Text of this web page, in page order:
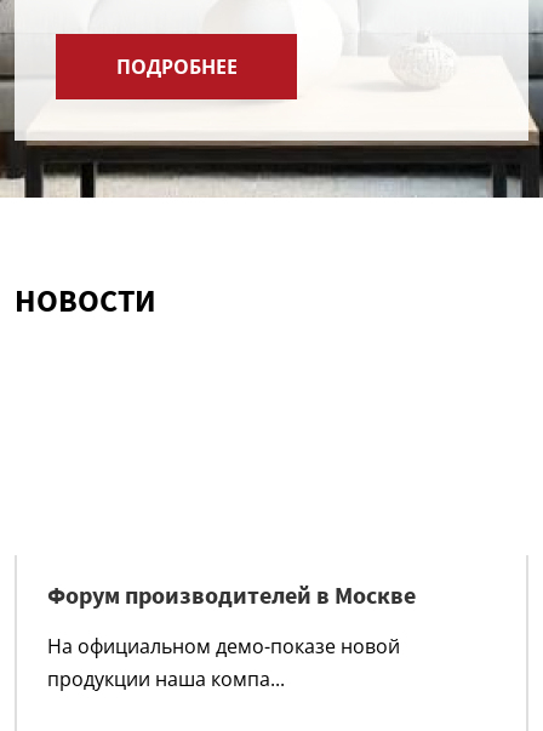
ПОДРОБНЕЕ
НОВОСТИ
Форум производителей в Москве
На официальном демо-показе новой
продукции наша компа...